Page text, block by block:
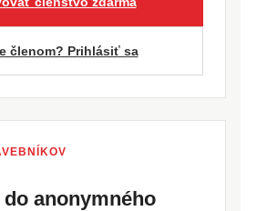
členom? Prihlásiť sa
anonymného